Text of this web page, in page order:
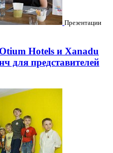
Презентации
Hotels и Xanadu
для представителей